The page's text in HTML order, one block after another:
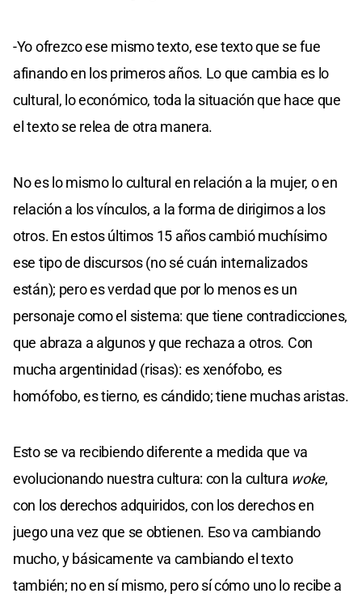
-Yo ofrezco ese mismo texto, ese texto que se fue
afinando en los primeros años. Lo que cambia es lo
cultural, lo económico, toda la situación que hace que
el texto se relea de otra manera.
No es lo mismo lo cultural en relación a la mujer, o en
relación a los vínculos, a la forma de dirigirnos a los
otros. En estos últimos 15 años cambió muchísimo
ese tipo de discursos (no sé cuán internalizados
están); pero es verdad que por lo menos es un
personaje como el sistema: que tiene contradicciones,
que abraza a algunos y que rechaza a otros. Con
mucha argentinidad (risas): es xenófobo, es
homófobo, es tierno, es cándido; tiene muchas aristas.
Esto se va recibiendo diferente a medida que va
evolucionando nuestra cultura: con la cultura woke,
con los derechos adquiridos, con los derechos en
juego una vez que se obtienen. Eso va cambiando
mucho, y básicamente va cambiando el texto
también; no en sí mismo, pero sí cómo uno lo recibe a